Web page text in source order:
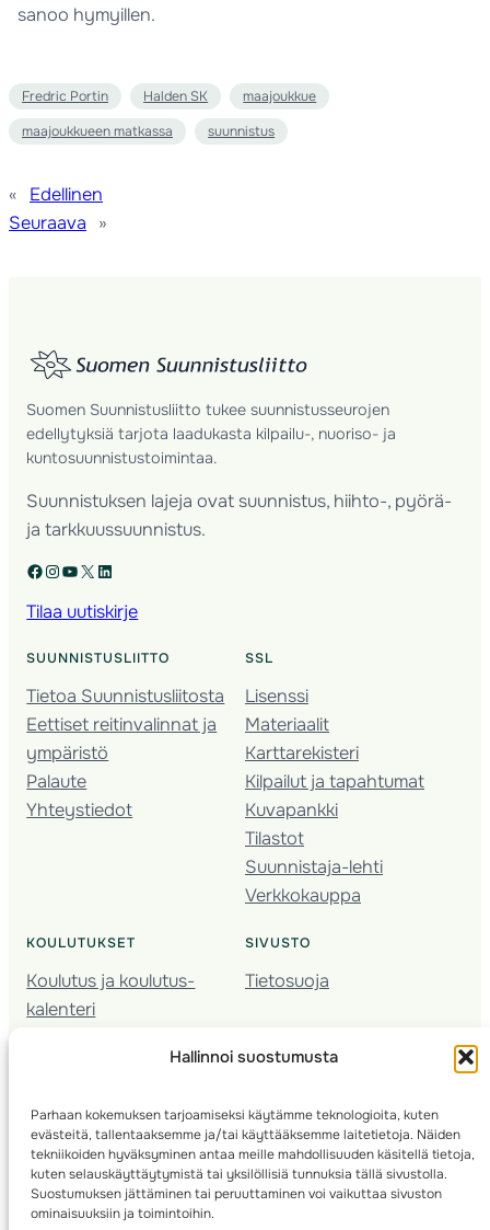
Hallinnoi suostumusta
Parhaan kokemuksen tarjoamiseksi käytämme teknologioita, kuten
evästeitä, tallentaaksemme ja/tai käyttääksemme laitetietoja. Näiden
tekniikoiden hyväksyminen antaa meille mahdollisuuden käsitellä tietoja,
kuten selauskäyttäytymistä tai yksilöllisiä tunnuksia tällä sivustolla.
Suostumuksen jättäminen tai peruuttaminen voi vaikuttaa sivuston
ominaisuuksiin ja toimintoihin.
sanoo hymyillen.
Fredric Portin Halden SK maajoukkue
maajoukkueen matkassa suunnistus
«
Edellinen
Seuraava
»
Suomen Suunnistusliitto tukee suunnistusseurojen
edellytyksiä tarjota laadukasta kilpailu-, nuoriso- ja
kuntosuunnistustoimintaa.
Suunnistuksen lajeja ovat suunnistus, hiihto-, pyörä-
ja tarkkuussuunnistus.
Facebook Instagram YouTube X LinkedIn
Tilaa uutiskirje
SUUNNISTUSLIITTO
Tietoa Suunnistusliitosta
Eettiset reitinvalinnat ja
ympäristö
Palaute
Yhteystiedot
SSL
Lisenssi
Materiaalit
Karttarekisteri
Kilpailut ja tapahtumat
Kuvapankki
Tilastot
Suunnistaja-lehti
Verkkokauppa
KOULUTUKSET
Koulutus ja koulutus­
kalenteri
Seura­kehittäminen
Kartoitus
Ratamestari
SIVUSTO
Tietosuoja
© 2025 ·Suomen Suunnistusliitto· Valimotie 10, 00380 Helsinki, Finland